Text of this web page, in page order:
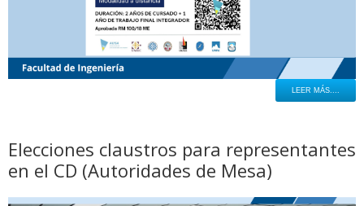
LEER MÁS....
Elecciones claustros para representantes
en el CD (Autoridades de Mesa)